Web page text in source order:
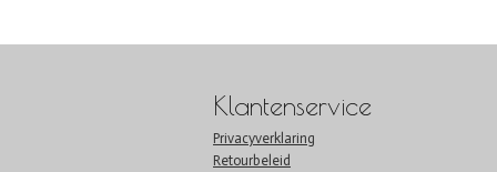
Klantenservice
Privacyverklaring
Retourbeleid